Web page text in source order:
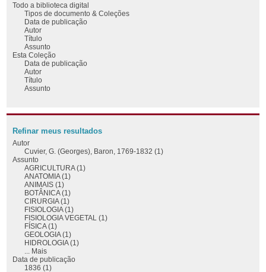
Todo a biblioteca digital
Tipos de documento & Coleções
Data de publicação
Autor
Título
Assunto
Esta Coleção
Data de publicação
Autor
Título
Assunto
Refinar meus resultados
Autor
Cuvier, G. (Georges), Baron, 1769-1832 (1)
Assunto
AGRICULTURA (1)
ANATOMIA (1)
ANIMAIS (1)
BOTÂNICA (1)
CIRURGIA (1)
FISIOLOGIA (1)
FISIOLOGIA VEGETAL (1)
FÍSICA (1)
GEOLOGIA (1)
HIDROLOGIA (1)
... Mais
Data de publicação
1836 (1)